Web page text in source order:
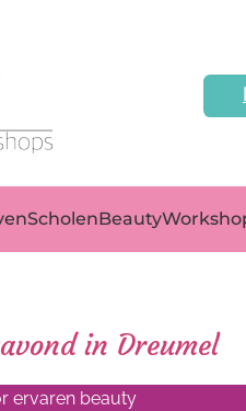
Scholen
in Dreumel
ervaren beauty